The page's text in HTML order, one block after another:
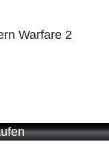
Warfare 2